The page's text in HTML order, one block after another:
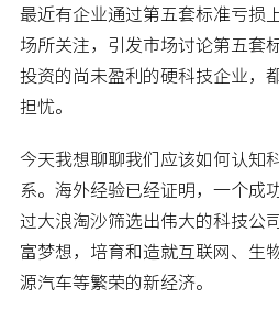
最近有企业通过第五套标准亏损
场所关注，引发市场讨论第五套
投资的尚未盈利的硬科技企业，
担忧。
今天我想聊聊我们应该如何认知
系。海外经验已经证明，一个成
过大浪淘沙筛选出伟大的科技公
富梦想，培育和造就互联网、生
源汽车等繁荣的新经济。